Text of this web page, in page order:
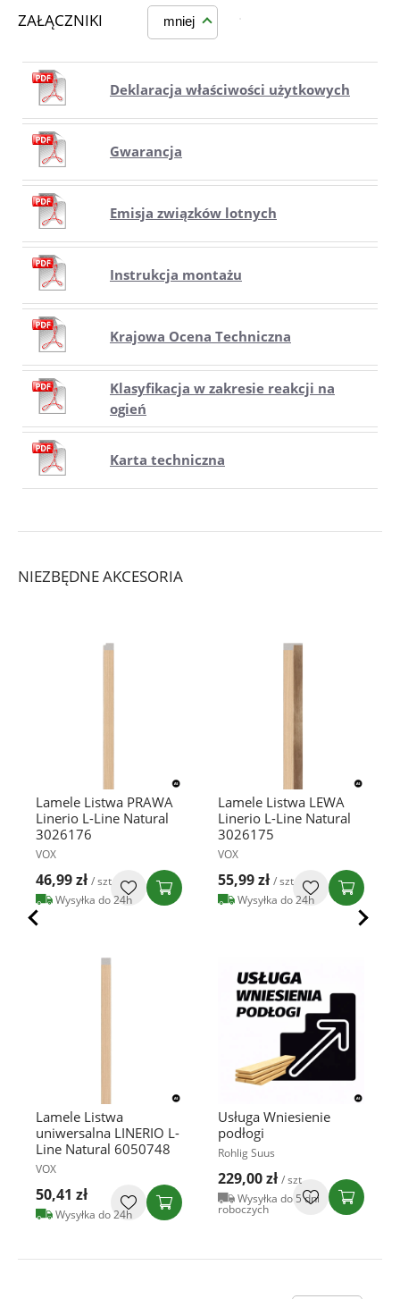
ZAŁĄCZNIKI mniej
Deklaracja właściwości użytkowych
Gwarancja
Emisja związków lotnych
Instrukcja montażu
Krajowa Ocena Techniczna
Klasyfikacja w zakresie reakcji na
ogień
Karta techniczna
NIEZBĘDNE AKCESORIA
Lamele Listwa PRAWA
Linerio L-Line Natural
3026176
VOX
46,99 zł / szt
Wysyłka do 24h
Lamele Listwa
uniwersalna LINERIO L-
Line Natural 6050748
VOX
50,41 zł
Wysyłka do 24h
Lamele Listwa LEWA
Linerio L-Line Natural
3026175
VOX
55,99 zł / szt
Wysyłka do 24h
Usługa Wniesienie
podłogi
Rohlig Suus
229,00 zł / szt
Wysyłka do 5 dni
roboczych